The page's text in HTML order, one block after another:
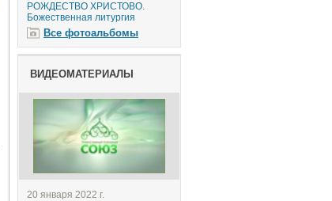
РОЖДЕСТВО ХРИСТОВО.
Божественная литургия
Все фотоальбомы
ВИДЕОМАТЕРИАЛЫ
20 января 2022 г.